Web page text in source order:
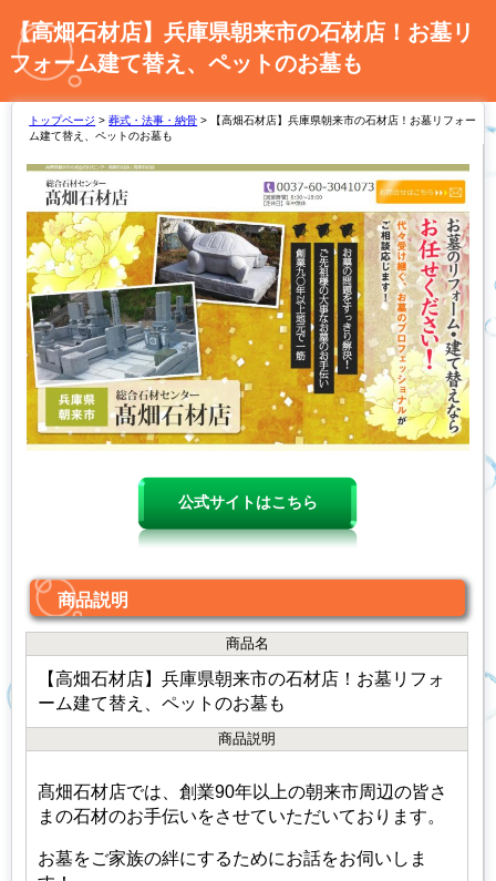
【高畑石材店】兵庫県朝来市の石材店！お墓リ
フォーム建て替え、ペットのお墓も
トップページ >葬式・法事・納骨 > 【高畑石材店】兵庫県朝来市の石材店！お墓リフォー
ム建て替え、ペットのお墓も
公式サイトはこちら
商品説明
商品名
【高畑石材店】兵庫県朝来市の石材店！お墓リフォ
ーム建て替え、ペットのお墓も
商品説明
髙畑石材店では、創業90年以上の朝来市周辺の皆さ
まの石材のお手伝いをさせていただいております。
お墓をご家族の絆にするためにお話をお伺いしま